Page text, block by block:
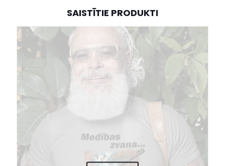
SAISTĪTIE PRODUKTI